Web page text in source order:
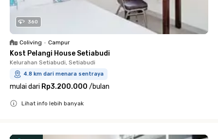
360
Coliving • Campur
Kost Pelangi House Setiabudi
Kelurahan Setiabudi, Setiabudi
4.8 km dari menara sentraya
mulai dari Rp3.200.000 /bulan
Lihat info lebih banyak